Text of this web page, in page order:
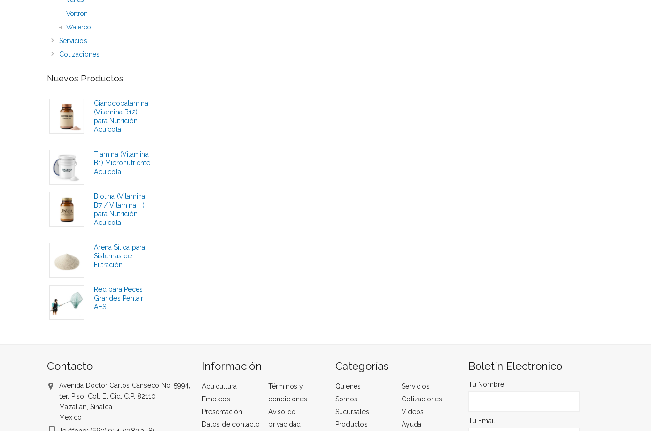
Vortron
Waterco
Servicios
Cotizaciones
Nuevos Productos
Cianocobalamina
(Vitamina B12)
para Nutrición
Acuícola
Tiamina (Vitamina
B1) Micronutriente
Acuicola
Biotina (Vitamina
B7 / Vitamina H)
para Nutrición
Acuícola
Arena Sílica para
Sistemas de
Filtración
Red para Peces
Grandes Pentair
AES
Contacto
Avenida Doctor Carlos Canseco No. 5994,
1er. Piso, Col. El Cid, C.P. 82110
Mazatlán, Sinaloa
México
Información
Acuicultura
Empleos
Presentación
Datos de contacto
Términos y
condiciones
Aviso de
privacidad
Categorías
Quienes
Somos
Sucursales
Productos
Servicios
Cotizaciones
Videos
Ayuda
Boletín Electronico
Tu Nombre:
Tu Email: